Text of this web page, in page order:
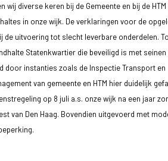
diverse keren bij de Gemeente en bij de HTM
in onze wijk. De verklaringen voor de
uitvoering tot slecht leverbare onderdelen.
Statenkwartier die beveiligd is met
door instanties zoals de Inspectie Transport en
van gemeente en HTM hier duidelijk
op 8 juli a.s. onze wijk na een jaar
van Den Haag. Bovendien uitgevoerd met